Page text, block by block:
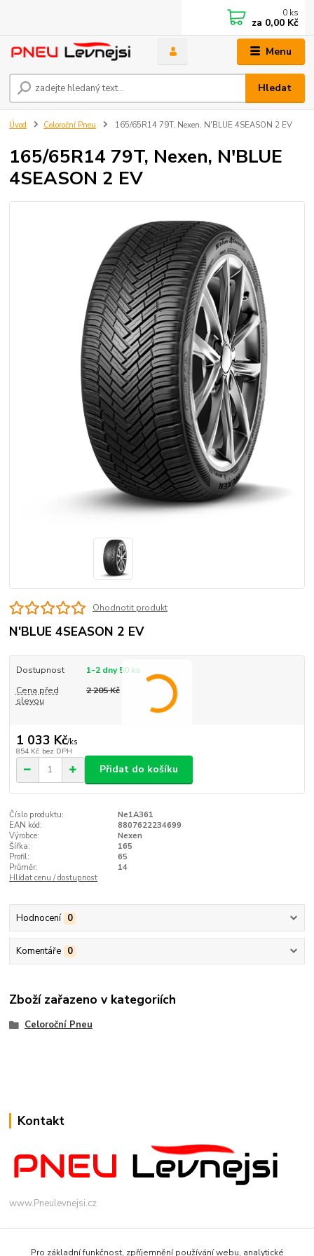
Menu
Hledat
0 ks
za 0,00 Kč
Úvod Celoroční Pneu 165/65R14 79T, Nexen, N'BLUE 4SEASON 2 EV
165/65R14 79T, Nexen, N'BLUE
4SEASON 2 EV
Ohodnotit produkt
N'BLUE 4SEASON 2 EV
Dostupnost
1-2 dny 50 ks
Cena před
slevou
2 205 Kč
1 033 Kč/ks
854 Kč bez DPH
Přidat do košíku
Číslo produktu:
Ne1A361
EAN kód:
8807622234699
Výrobce:
Nexen
Šířka:
165
Profil:
65
Průměr:
14
Hlídat cenu / dostupnost
Hodnocení 0
Komentáře 0
Zboží zařazeno v kategoriích
Celoroční Pneu
Kontakt
www.Pneulevnejsi.cz
Pro základní funkčnost, zpříjemnění používání webu, analytické